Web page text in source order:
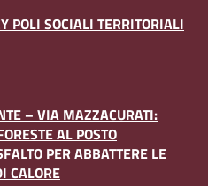
POLI SOCIALI TERRITORIALI
– VIA MAZZACURATI:
AL POSTO
PER ABBATTERE LE
CALORE